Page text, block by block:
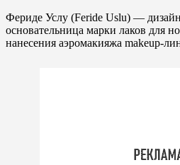
Фериде Услу (Feride Uslu) —
основательница марки лаков для
нанесения аэромакияжа makeup-